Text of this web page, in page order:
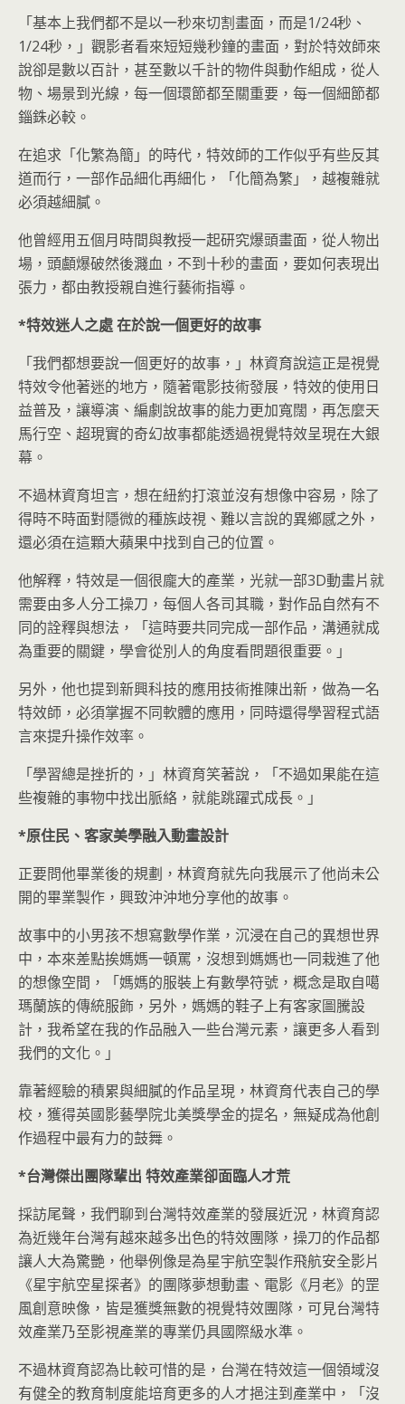
「基本上我們都不是以一秒來切割畫面，而是1/24秒、
1/24秒，」觀影者看來短短幾秒鐘的畫面，對於特效師來
說卻是數以百計，甚至數以千計的物件與動作組成，從人
物、場景到光線，每一個環節都至關重要，每一個細節都
錙銖必較。
在追求「化繁為簡」的時代，特效師的工作似乎有些反其
道而行，一部作品細化再細化，「化簡為繁」，越複雜就
必須越細膩。
他曾經用五個月時間與教授一起研究爆頭畫面，從人物出
場，頭顱爆破然後濺血，不到十秒的畫面，要如何表現出
張力，都由教授親自進行藝術指導。
*特效迷人之處在於說一個更好的故事
「我們都想要說一個更好的故事，」林資育說這正是視覺
特效令他著迷的地方，隨著電影技術發展，特效的使用日
益普及，讓導演、編劇說故事的能力更加寬闊，再怎麼天
馬行空、超現實的奇幻故事都能透過視覺特效呈現在大銀
幕。
不過林資育坦言，想在紐約打滾並沒有想像中容易，除了
得時不時面對隱微的種族歧視、難以言說的異鄉感之外，
還必須在這顆大蘋果中找到自己的位置。
他解釋，特效是一個很龐大的產業，光就一部3D動畫片就
需要由多人分工操刀，每個人各司其職，對作品自然有不
同的詮釋與想法，「這時要共同完成一部作品，溝通就成
為重要的關鍵，學會從別人的角度看問題很重要。」
另外，他也提到新興科技的應用技術推陳出新，做為一名
特效師，必須掌握不同軟體的應用，同時還得學習程式語
言來提升操作效率。
「學習總是挫折的，」林資育笑著說，「不過如果能在這
些複雜的事物中找出脈絡，就能跳躍式成長。」
*原住民、客家美學融入動畫設計
正要問他畢業後的規劃，林資育就先向我展示了他尚未公
開的畢業製作，興致沖沖地分享他的故事。
故事中的小男孩不想寫數學作業，沉浸在自己的異想世界
中，本來差點挨媽媽一頓罵，沒想到媽媽也一同栽進了他
的想像空間，「媽媽的服裝上有數學符號，概念是取自噶
瑪蘭族的傳統服飾，另外，媽媽的鞋子上有客家圖騰設
計，我希望在我的作品融入一些台灣元素，讓更多人看到
我們的文化。」
靠著經驗的積累與細膩的作品呈現，林資育代表自己的學
校，獲得英國影藝學院北美獎學金的提名，無疑成為他創
作過程中最有力的鼓舞。
*台灣傑出團隊輩出 特效產業卻面臨人才荒
採訪尾聲，我們聊到台灣特效產業的發展近況，林資育認
為近幾年台灣有越來越多出色的特效團隊，操刀的作品都
讓人大為驚艷，他舉例像是為星宇航空製作飛航安全影片
《星宇航空星探者》的團隊夢想動畫、電影《月老》的罡
風創意映像，皆是獲獎無數的視覺特效團隊，可見台灣特
效產業乃至影視產業的專業仍具國際級水準。
不過林資育認為比較可惜的是，台灣在特效這一個領域沒
有健全的教育制度能培育更多的人才挹注到產業中，「沒